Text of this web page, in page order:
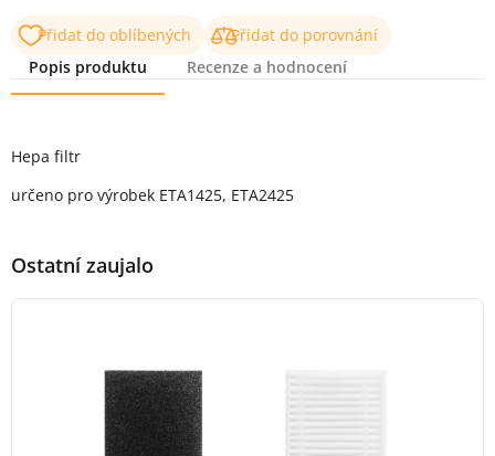
Přidat do oblíbených
Přidat do porovnání
Popis produktu
Recenze a hodnocení
Hepa filtr
určeno pro výrobek ETA1425, ETA2425
Ostatní zaujalo